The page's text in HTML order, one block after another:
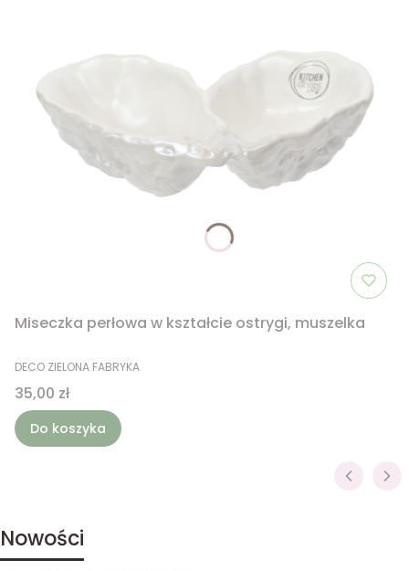
Miseczka perłowa w kształcie ostrygi, muszelka
PRODUCENT
DECO ZIELONA FABRYKA
Cena
35,00 zł
Do koszyka
Nowości